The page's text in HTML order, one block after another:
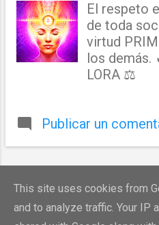
d
El respeto
de toda
virtud
los
LORA ⚖
Publicar un
MÁS
This site uses cookies from
and to analyze traffic. Your IP